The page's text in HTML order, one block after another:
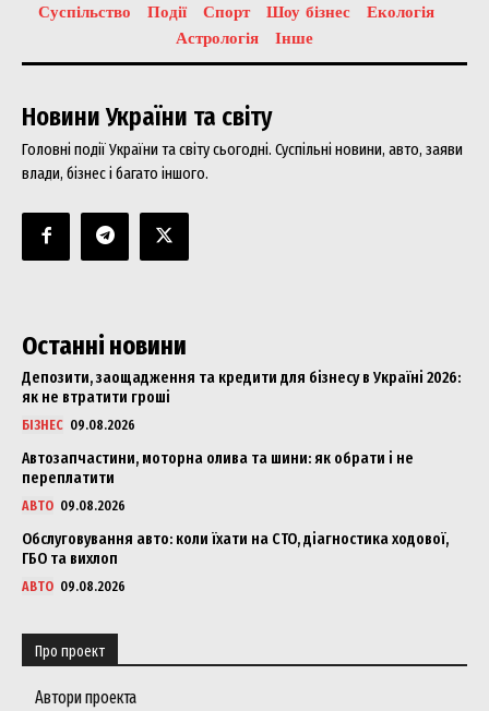
Суспільство
Події Спорт Шоу бізнес
Екологія
Астрологія
Інше
Новини України та світу
Головні події України та світу сьогодні. Суспільні новини, авто, заяви
влади, бізнес і багато іншого.
Останні новини
Депозити, заощадження та кредити для бізнесу в Україні 2026:
як не втратити гроші
БІЗНЕС 09.08.2026
Автозапчастини, моторна олива та шини: як обрати і не
переплатити
АВТО 09.08.2026
Обслуговування авто: коли їхати на СТО, діагностика ходової,
ГБО та вихлоп
АВТО 09.08.2026
Про проект
Автори проекта